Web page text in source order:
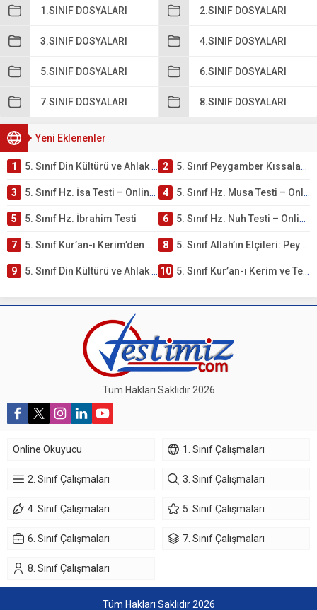
1.SINIF DOSYALARI 2.SINIF DOSYALARI
3.SINIF DOSYALARI 4.SINIF DOSYALARI
5.SINIF DOSYALARI 6.SINIF DOSYALARI
7.SINIF DOSYALARI 8.SINIF DOSYALARI
Yeni Eklenenler
1 5. Sınıf Din Kültürü ve Ahlak Bilgisi 4. Ünite: Peygamber Kıssaları Çalışmaları 2 5. Sınıf Peygamber Kıssaları Ünite Testi – Online Çöz
3 5. Sınıf Hz. İsa Testi – Online Çöz 4 5. Sınıf Hz. Musa Testi – Online Çöz
5 5. Sınıf Hz. İbrahim Testi 6 5. Sınıf Hz. Nuh Testi – Online Çöz
7 5. Sınıf Kur’an-ı Kerim’den Öğütler – Peygamber Kıssaları Testi – Online Çöz 8 5. Sınıf Allah’ın Elçileri: Peygamberler Testi – Online Çöz
9 5. Sınıf Din Kültürü ve Ahlak Bilgisi 3. Ünite: Kur’an-ı Kerim Çalışmaları 10 5. Sınıf Kur’an-ı Kerim ve Temel Özellikleri Testi – Online Çöz
Tüm Hakları Saklıdır 2026
Online Okuyucu 1. Sınıf Çalışmaları
2. Sınıf Çalışmaları 3. Sınıf Çalışmaları
4. Sınıf Çalışmaları 5. Sınıf Çalışmaları
6. Sınıf Çalışmaları 7. Sınıf Çalışmaları
8. Sınıf Çalışmaları
Tüm Hakları Saklıdır 2026